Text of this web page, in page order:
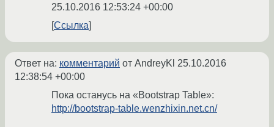
25.10.2016 12:53:24 +00:00
Ссылка
Ответ на: комментарий от AndreyKl 25.10.2016
12:38:54 +00:00
Пока останусь на «Bootstrap Table»:
http://bootstrap-table.wenzhixin.net.cn/